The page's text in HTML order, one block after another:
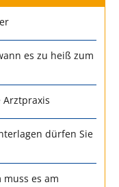
es zu heiß zum
dürfen Sie
es am